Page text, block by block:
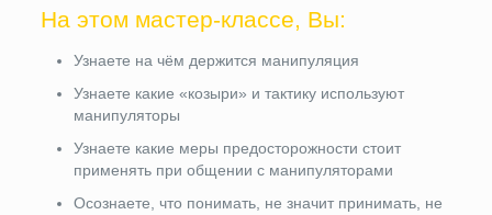
На этом мастер-классе, Вы:
Узнаете на чём держится манипуляция
Узнаете какие «козыри» и тактику используют
манипуляторы
Узнаете какие меры предосторожности стоит
применять при общении с манипуляторами
Осознаете, что понимать, не значит принимать, не